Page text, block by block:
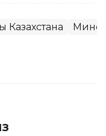
Казахстана